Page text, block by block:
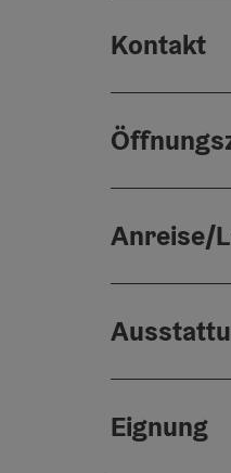
Kontakt
Anreise/
Eignung